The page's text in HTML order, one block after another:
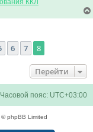
ККЛ
6 7 8
Перейти
Часовой пояс: UTC+03:00
phpBB Limited